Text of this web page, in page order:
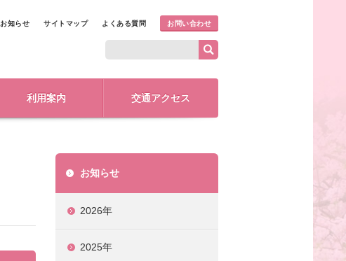
お知らせ サイトマップ よくある質問 お問い合わせ
利用案内 交通アクセス
お知らせ
2026年
2025年